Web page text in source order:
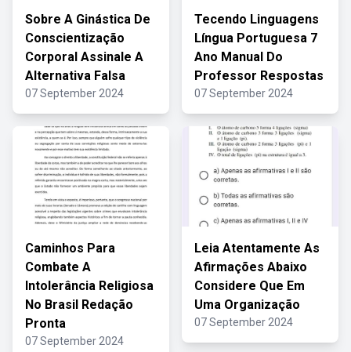
Sobre A Ginástica De
Conscientização
Corporal Assinale A
Alternativa Falsa
07 September 2024
Tecendo Linguagens
Língua Portuguesa 7
Ano Manual Do
Professor Respostas
07 September 2024
Caminhos Para
Combate A
Intolerância Religiosa
No Brasil Redação
Pronta
07 September 2024
Leia Atentamente As
Afirmações Abaixo
Considere Que Em
Uma Organização
07 September 2024